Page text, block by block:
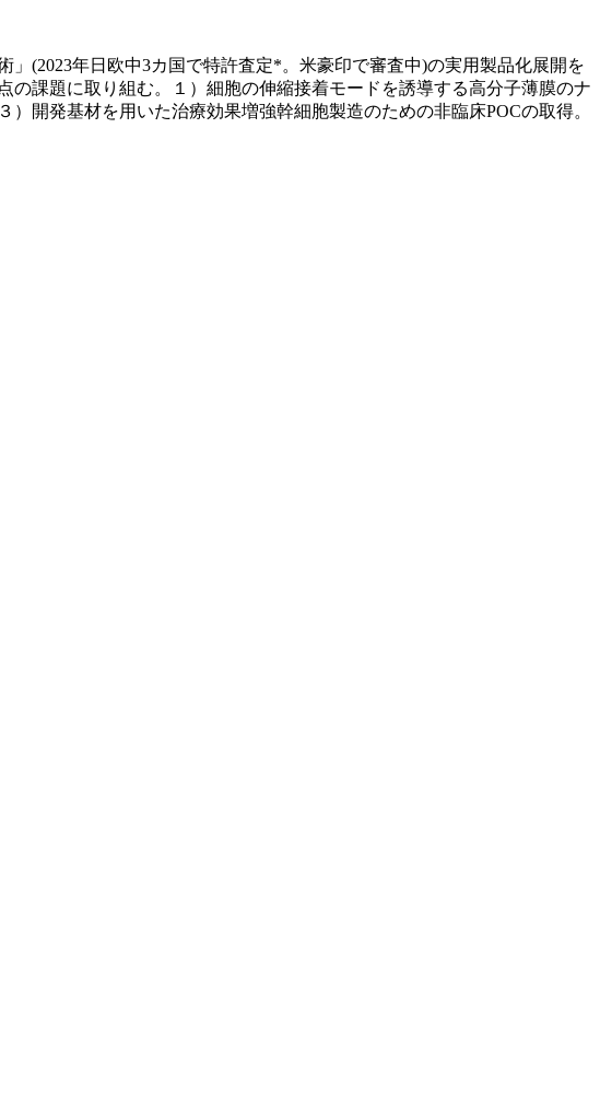
(2023年日欧中3カ国で特許査定*。米豪印で審査中)の実用製品化展開を
課題に取り組む。１）細胞の伸縮接着モードを誘導する高分子薄膜のナ
開発基材を用いた治療効果増強幹細胞製造のための非臨床POCの取得。